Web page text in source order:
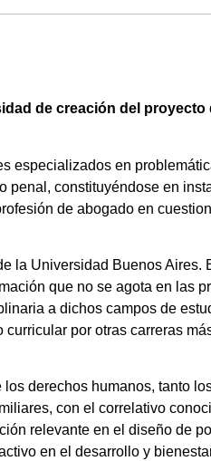
de creación del proyecto
especializados en
penal, constituyéndose en
de abogado en
la Universidad Buenos Aires.
que no se agota en las
a dichos campos de
por otras carreras
derechos humanos, tanto
con el correlativo
relevante en el diseño de
en el desarrollo y